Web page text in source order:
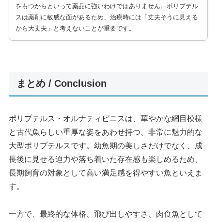
をもつからといって薬品に強いわけではありません。ポリプテル
スは薬剤に敏感な面があるため、治療時には「丈夫そうに見える
から大丈夫」と考えないことが重要です。
まとめ / Conclusion
ポリプテルス・オルナティピニスは、華やかな網目模様
と古代魚らしい重厚な姿をあわせ持つ、非常に魅力的な
大型ポリプテルスです。幼魚期の美しさだけでなく、成
長後に見せる迫力や落ち着いた存在感も楽しめるため、
長期飼育の対象として高い満足感を得やすい魚といえま
す。
一方で、最終的な体格、飛び出しやすさ、肉食魚として